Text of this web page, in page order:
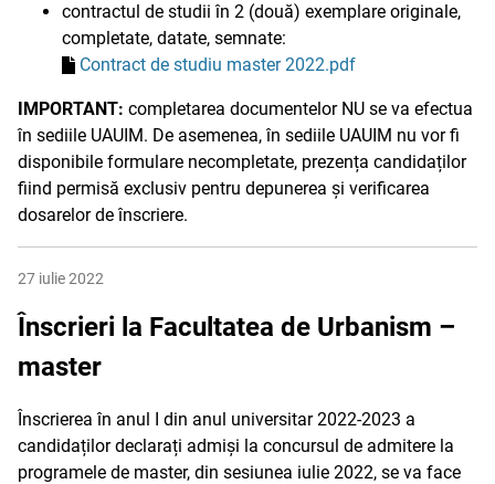
contractul de studii în 2 (două) exemplare originale,
completate, datate, semnate:
Contract de studiu master 2022.pdf
IMPORTANT: completarea documentelor NU se va efectua
în sediile UAUIM. De asemenea, în sediile UAUIM nu vor fi
disponibile formulare necompletate, prezența candidaților
fiind permisă exclusiv pentru depunerea și verificarea
dosarelor de înscriere.
27 iulie 2022
Înscrieri la Facultatea de Urbanism –
master
Înscrierea în anul I din anul universitar 2022-2023 a
candidaților declarați admiși la concursul de admitere la
programele de master, din sesiunea iulie 2022, se va face